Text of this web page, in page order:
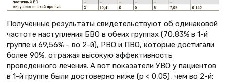
Полученные результаты свидетельствуют об одинаковой
частоте наступления БВО в обеих группах (70,83% в 1-й
группе и 69,56% – во 2-й), РВО и ПВО, которые достигали
более 90%, отражая высокую эффективность
проведенного лечения. А вот показатели УВО у пациентов
в 1-й группе были достоверно ниже (p < 0,05), чем во 2-й: